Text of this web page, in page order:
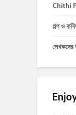
Chithi
গল্প ও
লেখকদের